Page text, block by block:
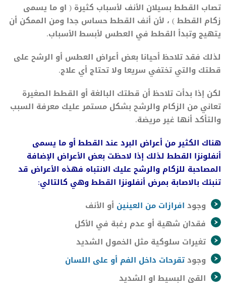
تصاب القطط بسيلان الأنف لأسباب كثيرة ( او ما يسمى
زكام القطط ) ، لأن أنف القطط حساس جدا ومن الممكن أن
يتهيج وتبدأ القطط في العطس لأبسط الأسباب.
لذلك فقد تلاحظ أحيانا بعض أعراض العطس أو الرشح على
قطتك والتي تختفي سريعا ولا تحتاج أي علاج.
لكن إذا بدأت تلاحظ أن قطتك البالغة أو القطط الصغيرة
تعاني من الزكام والرشح بشكل مستمر عليك معرفة السبب
والتأكد أنها غير مريضة.
هناك الكثير من أعراض البرد عند القطط أو ما يسمى
أنفلونزا القطط لذلك إذا لاحظت بعض الأعراض الإضافة
المصاحبة للزكام والرشح عليك الانتباه فهذه الأعراض قد
تنبئك بالاصابة بمرض أنفلونزا القطط وهي كالتالي:
وجود افرازات من العينين أو الأنف
فقدان شهية أو عدم رغبة في الأكل
تغيرات سلوكية مثل الخمول الشديد
وجودتقرحات داخل الفم أو على اللسان
القئ البسيط او الشديد